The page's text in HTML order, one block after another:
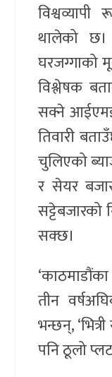
थालेको
घरजग्गाको
विश्लेषक
सक्ने
तिवारी
चुलिएको
र सेयर
सट्टेबजारको
सक्छ।
तीन
भन्छन्,
पनि ठूलो